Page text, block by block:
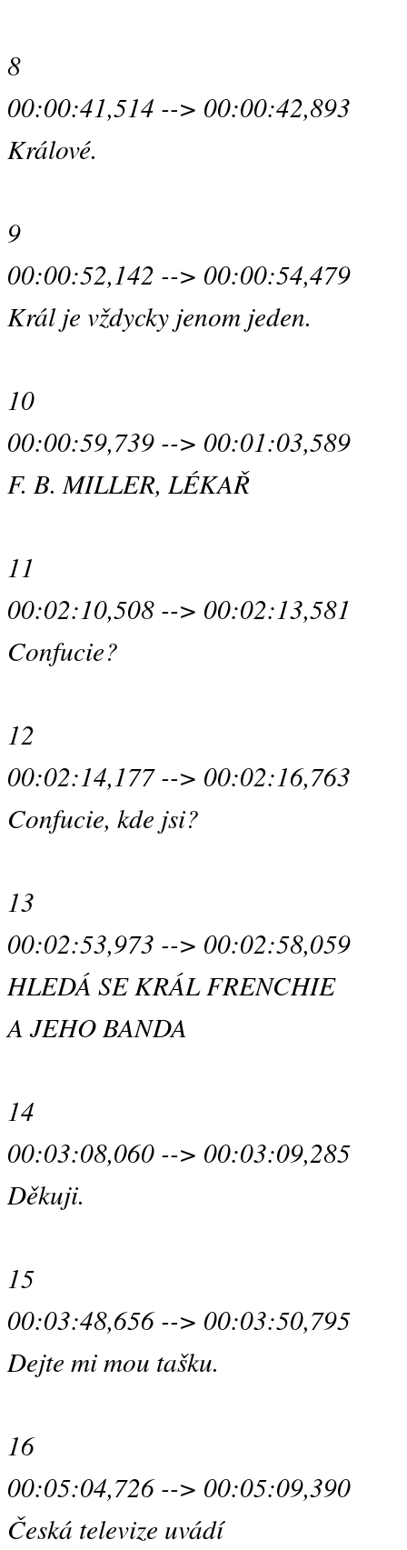
8
00:00:41,514 --> 00:00:42,893
Králové.
9
00:00:52,142 --> 00:00:54,479
Král je vždycky jenom jeden.
10
00:00:59,739 --> 00:01:03,589
F. B. MILLER, LÉKAŘ
11
00:02:10,508 --> 00:02:13,581
Confucie?
12
00:02:14,177 --> 00:02:16,763
Confucie, kde jsi?
13
00:02:53,973 --> 00:02:58,059
HLEDÁ SE KRÁL FRENCHIE
A JEHO BANDA
14
00:03:08,060 --> 00:03:09,285
Děkuji.
15
00:03:48,656 --> 00:03:50,795
Dejte mi mou tašku.
16
00:05:04,726 --> 00:05:09,390
Česká televize uvádí